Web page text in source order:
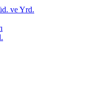
ve Yrd.